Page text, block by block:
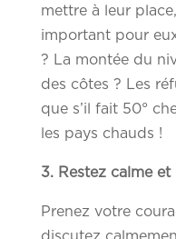
mettre à leur
important pour
? La montée du
des côtes ? Les
que s’il fait 50°
les pays chauds !
3. Restez calme
Prenez votre